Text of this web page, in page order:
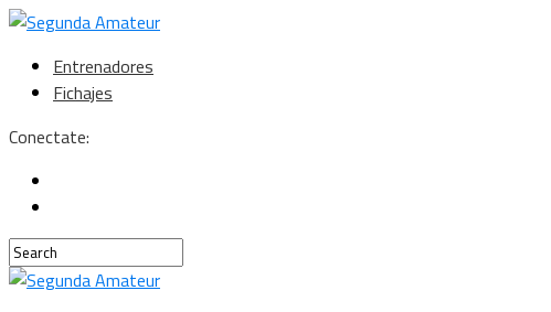
Entrenadores
Fichajes
Conectate: